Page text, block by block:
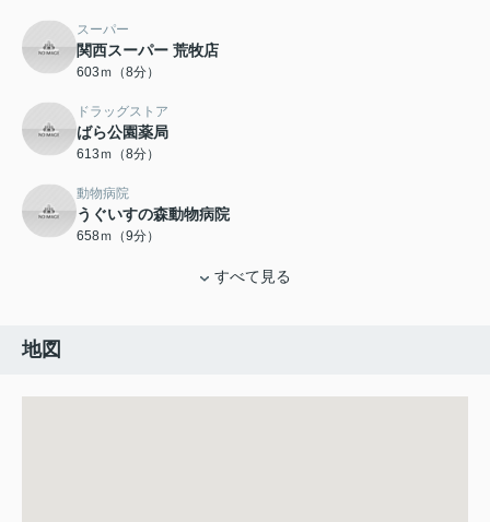
スーパー
関西スーパー 荒牧店
603ｍ（8分）
ドラッグストア
ばら公園薬局
613ｍ（8分）
動物病院
うぐいすの森動物病院
658ｍ（9分）
すべて見る
地図